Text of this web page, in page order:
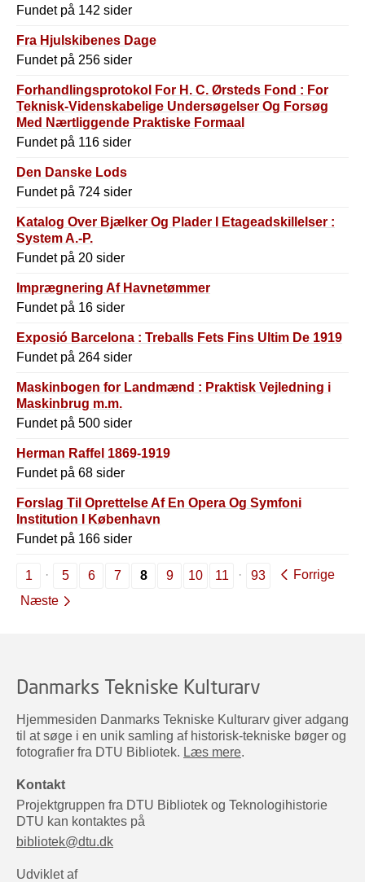
Fundet på 142 sider
Fra Hjulskibenes Dage
Fundet på 256 sider
Forhandlingsprotokol For H. C. Ørsteds Fond : For
Teknisk-Videnskabelige Undersøgelser Og Forsøg
Med Nærtliggende Praktiske Formaal
Fundet på 116 sider
Den Danske Lods
Fundet på 724 sider
Katalog Over Bjælker Og Plader I Etageadskillelser :
System A.-P.
Fundet på 20 sider
Imprægnering Af Havnetømmer
Fundet på 16 sider
Exposió Barcelona : Treballs Fets Fins Ultim De 1919
Fundet på 264 sider
Maskinbogen for Landmænd : Praktisk Vejledning i
Maskinbrug m.m.
Fundet på 500 sider
Herman Raffel 1869-1919
Fundet på 68 sider
Forslag Til Oprettelse Af En Opera Og Symfoni
Institution I København
Fundet på 166 sider
1 5 6 7 8 9 10 11 93
Forrige
Næste
Danmarks Tekniske Kulturarv
Hjemmesiden Danmarks Tekniske Kulturarv giver adgang
til at søge i en unik samling af historisk-tekniske bøger og
fotografier fra DTU Bibliotek. Læs mere.
Kontakt
Projektgruppen fra DTU Bibliotek og Teknologihistorie
DTU kan kontaktes på
bibliotek@dtu.dk
Udviklet af